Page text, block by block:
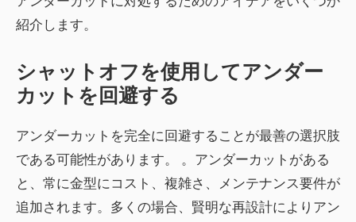
紹介します。
シャットオフを使用してアンダー
カットを回避する
アンダーカットを完全に回避することが最善の選択肢
である可能性があります。 。アンダーカットがある
と、常に金型にコスト、複雑さ、メンテナンス要件が
追加されます。多くの場合、賢明な再設計によりアン